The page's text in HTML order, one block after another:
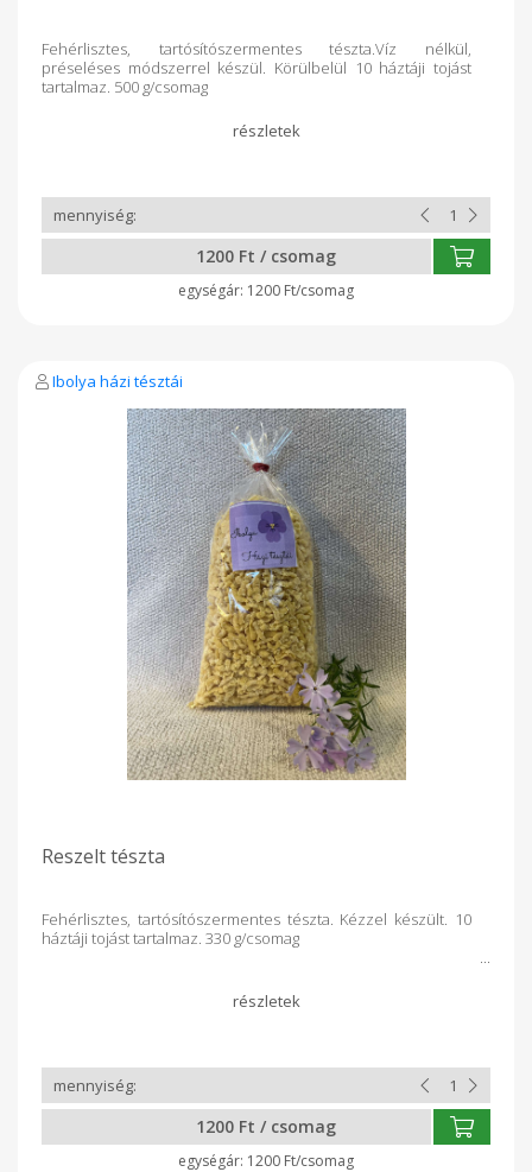
Fehérlisztes, tartósítószermentes tészta.Víz nélkül,
préseléses módszerrel készül. Körülbelül 10 háztáji tojást
tartalmaz. 500 g/csomag
1200 Ft / csomag
1200 Ft/csomag
Ibolya házi tésztái
Reszelt tészta
Fehérlisztes, tartósítószermentes tészta. Kézzel készült. 10
háztáji tojást tartalmaz. 330 g/csomag
1200 Ft / csomag
1200 Ft/csomag